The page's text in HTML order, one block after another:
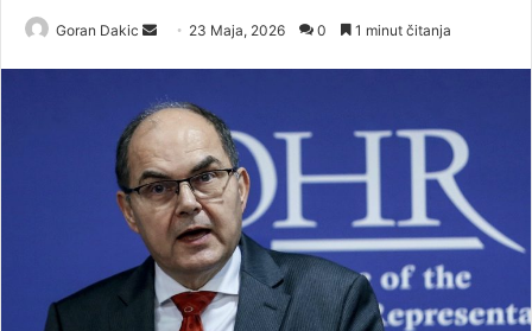
Goran Dakic
d
a
n
e
m
a
l
23 Maja, 2026 0 1 minut čitanja